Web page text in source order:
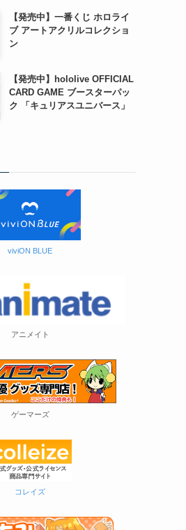
【発売中】一番くじ ホロライ
ブ アートアクリルコレクショ
ン
【発売中】hololive OFFICIAL
CARD GAME ブースターパッ
ク 「キュリアスユニバース」
viviON BLUE
アニメイト
ゲーマーズ
コレイズ